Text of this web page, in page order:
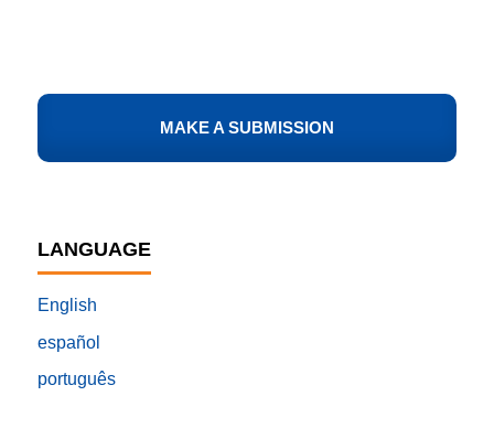
MAKE A SUBMISSION
LANGUAGE
English
español
português